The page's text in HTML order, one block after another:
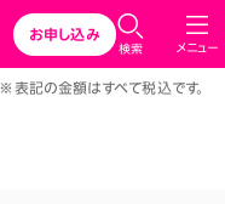
メニュー
検索
お申し込み
※表記の金額はすべて税込です。